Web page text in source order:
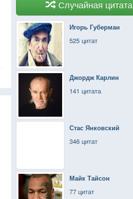
Случайная цитата
Игорь Губерман
525 цитат
Джордж Карлин
141 цитата
Стас Янковский
346 цитат
Майк Тайсон
77 цитат